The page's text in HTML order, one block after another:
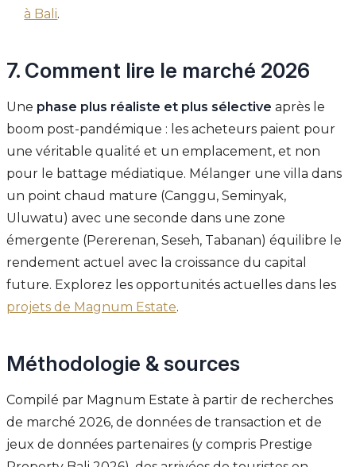
à Bali.
7. Comment lire le marché 2026
Une phase plus réaliste et plus sélective après le
boom post-pandémique : les acheteurs paient pour
une véritable qualité et un emplacement, et non
pour le battage médiatique. Mélanger une villa dans
un point chaud mature (Canggu, Seminyak,
Uluwatu) avec une seconde dans une zone
émergente (Pererenan, Seseh, Tabanan) équilibre le
rendement actuel avec la croissance du capital
future. Explorez les opportunités actuelles dans les
projets de Magnum Estate.
Méthodologie & sources
Compilé par Magnum Estate à partir de recherches
de marché 2026, de données de transaction et de
jeux de données partenaires (y compris Prestige